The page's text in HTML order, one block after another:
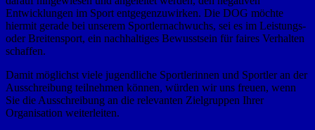
Entwicklungen im Sport entgegenzuwirken. Die DOG möchte
hiermit gerade bei unserem Sportlernachwuchs, sei es im Leistungs-
oder Breitensport, ein nachhaltiges Bewusstsein für faires Verhalten
schaffen.
Damit möglichst viele jugendliche Sportlerinnen und Sportler an der
Ausschreibung teilnehmen können, würden wir uns freuen, wenn
Sie die Ausschreibung an die relevanten Zielgruppen Ihrer
Organisation weiterleiten.